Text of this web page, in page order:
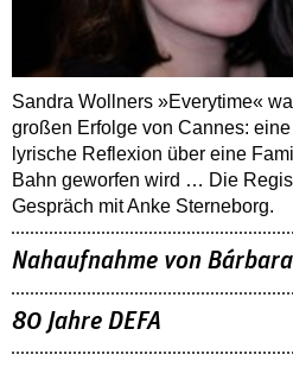
Sandra Wollners »Everytime«
großen Erfolge von Cannes:
lyrische Reflexion über eine
Bahn geworfen wird … Die
Gespräch mit Anke Sterneborg.
Nahaufnahme von
80 Jahre DEFA